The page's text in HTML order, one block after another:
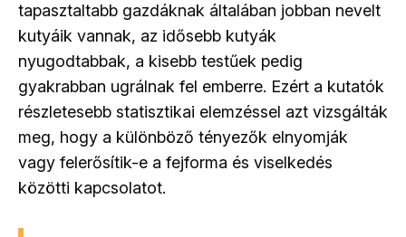
tapasztaltabb gazdáknak általában jobban nevelt
kutyáik vannak, az idősebb kutyák
nyugodtabbak, a kisebb testűek pedig
gyakrabban ugrálnak fel emberre. Ezért a kutatók
részletesebb statisztikai elemzéssel azt vizsgálták
meg, hogy a különböző tényezők elnyomják
vagy felerősítik-e a fejforma és viselkedés
közötti kapcsolatot.